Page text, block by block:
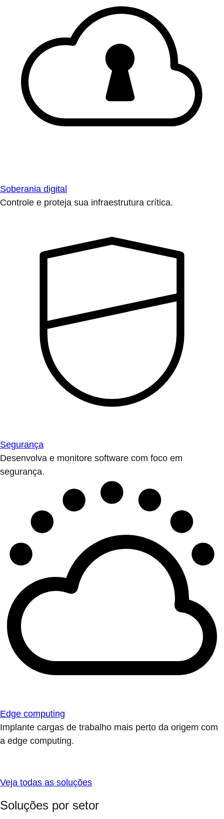
Soberania digital
Controle e proteja sua infraestrutura crítica.
Segurança
Desenvolva e monitore software com foco em
segurança.
Edge computing
Implante cargas de trabalho mais perto da origem com
a edge computing.
Veja todas as soluções
Soluções por setor